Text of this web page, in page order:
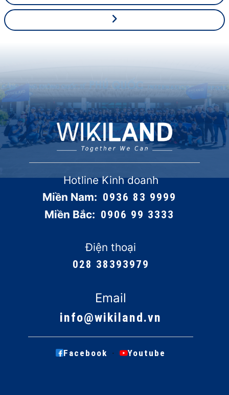
Hotline Kinh doanh
Miền Nam: 0936 83 9999
Miền Bắc: 0906 99 3333
Điện thoại
028 38393979
Email
info@wikiland.vn
Facebook · Youtube